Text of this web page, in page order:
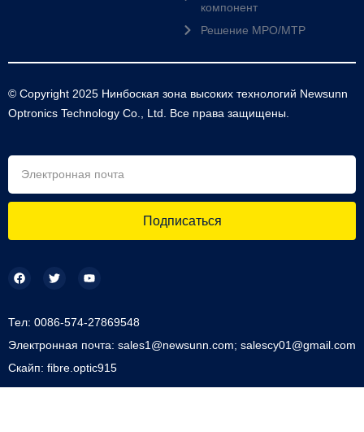
компонент
Решение MPO/MTP
© Copyright 2025 Нинбоская зона высоких технологий Newsunn
Optronics Technology Co., Ltd. Все права защищены.
Подписаться
Тел: 0086-574-27869548
Электронная почта: sales1@newsunn.com; salescy01@gmail.com
Скайп: fibre.optic915